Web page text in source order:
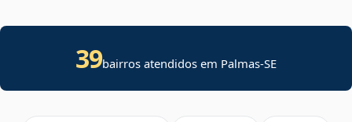
39bairros atendidos em Palmas-SE